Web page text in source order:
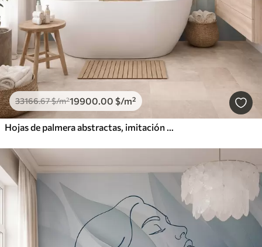
33166.67$/m²19900.00 $/m²
Hojas de palmera abstractas, imitación de pintura